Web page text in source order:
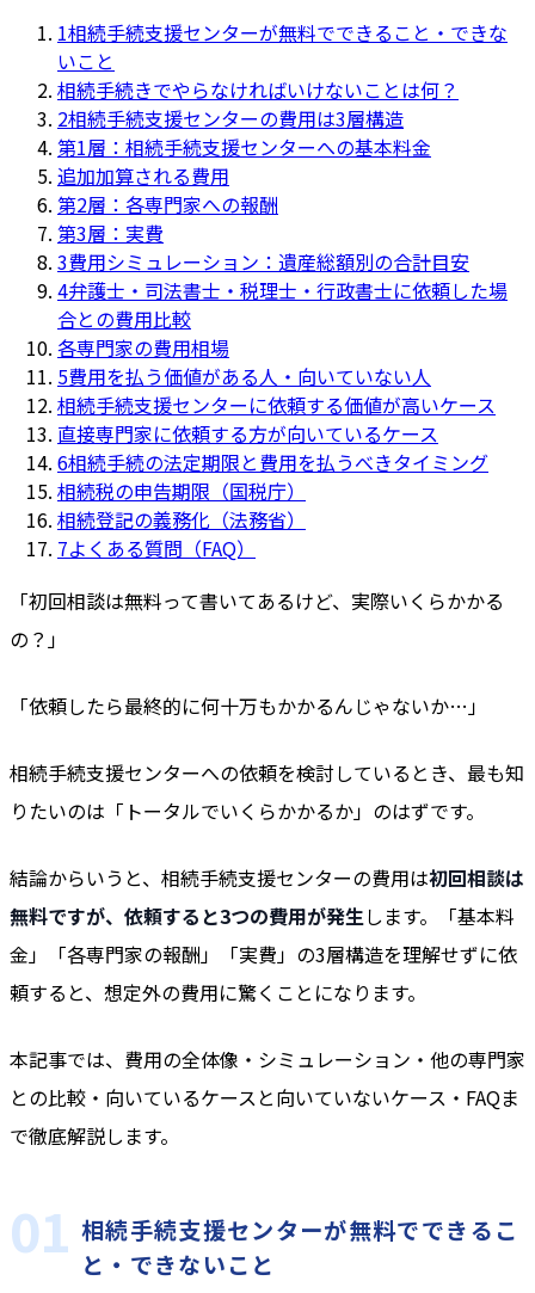
1相続手続支援センターが無料でできること・できな
いこと
相続手続きでやらなければいけないことは何？
2相続手続支援センターの費用は3層構造
第1層：相続手続支援センターへの基本料金
追加加算される費用
第2層：各専門家への報酬
第3層：実費
3費用シミュレーション：遺産総額別の合計目安
4弁護士・司法書士・税理士・行政書士に依頼した場
合との費用比較
各専門家の費用相場
5費用を払う価値がある人・向いていない人
相続手続支援センターに依頼する価値が高いケース
直接専門家に依頼する方が向いているケース
6相続手続の法定期限と費用を払うべきタイミング
相続税の申告期限（国税庁）
相続登記の義務化（法務省）
7よくある質問（FAQ）
「初回相談は無料って書いてあるけど、実際いくらかかる
の？」
「依頼したら最終的に何十万もかかるんじゃないか…」
相続手続支援センターへの依頼を検討しているとき、最も知
りたいのは「トータルでいくらかかるか」のはずです。
結論からいうと、相続手続支援センターの費用は初回相談は
無料ですが、依頼すると3つの費用が発生します。「基本料
金」「各専門家の報酬」「実費」の3層構造を理解せずに依
頼すると、想定外の費用に驚くことになります。
本記事では、費用の全体像・シミュレーション・他の専門家
との比較・向いているケースと向いていないケース・FAQま
で徹底解説します。
相続手続支援センターが無料でできるこ
と・できないこと